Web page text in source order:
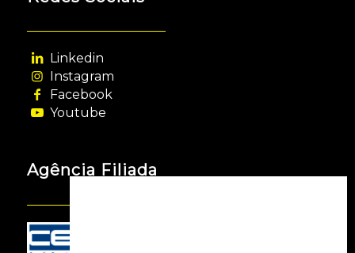
Linkedin
Instagram
Facebook
Youtube
Agência Filiada